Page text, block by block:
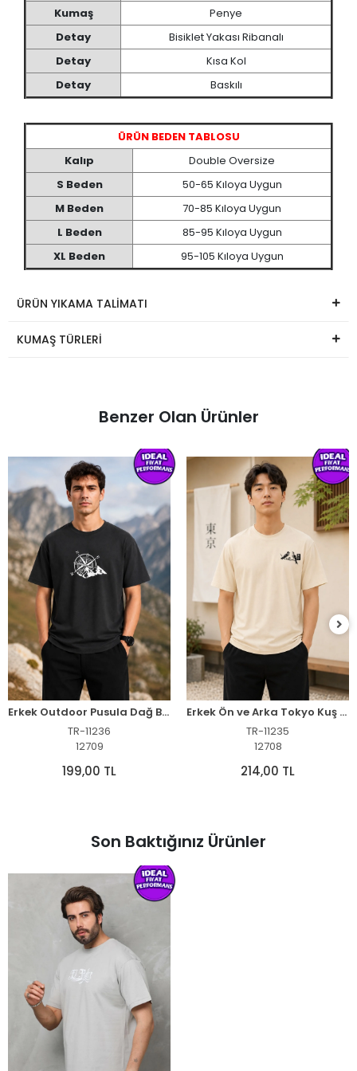
Kumaş
Penye
Detay
Bisiklet Yakası Ribanalı
Detay
Kısa Kol
Detay
Baskılı
ÜRÜN BEDEN TABLOSU
Kalıp
Double Oversize
S Beden
50-65 Kıloya Uygun
M Beden
70-85 Kıloya Uygun
L Beden
85-95 Kıloya Uygun
XL Beden
95-105 Kıloya Uygun
ÜRÜN YIKAMA TALİMATI
KUMAŞ TÜRLERİ
Benzer Olan Ürünler
Erkek Outdoor Pusula Dağ Baskılı Kısa Kollu Oversize T-Shirt - Siyah
TR-11236
12709
199,00 TL
Erkek Ön ve Arka Tokyo Kuş Çiçek Baskılı Oversize T-Shirt - Ekru
TR-11235
12708
214,00 TL
Son Baktığınız Ürünler